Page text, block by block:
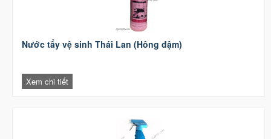
Nước tẩy vệ sinh Thái Lan (Hông đậm)
Xem chi tiết